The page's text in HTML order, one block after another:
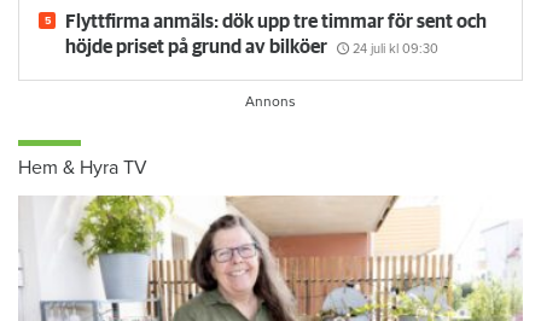
år
4 augusti kl 08:30
Flyttfirma anmäls: dök upp tre timmar för sent och
höjde priset på grund av bilköer
24 juli kl 09:30
Hem & Hyra TV